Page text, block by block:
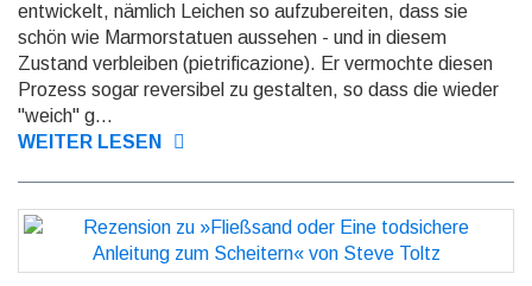
entwickelt, nämlich Leichen so aufzubereiten, dass sie
schön wie Marmorstatuen aussehen - und in diesem
Zustand verbleiben (pietrificazione). Er vermochte diesen
Prozess sogar reversibel zu gestalten, so dass die wieder
"weich" g...
WEITER LESEN